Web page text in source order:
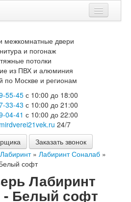
для улицы
двери
межкомнатные двери
и погонаж
потолки
из ПВХ и алюминия
по Москве и регионам
55-45с 10:00 до 18:00
33-43 с 10:00 до 21:00
04-41 с 10:00 до 22:00
24/7
Заказать звонок
» Лабиринт Соналаб »
софт
Лабиринт
- Белый софт